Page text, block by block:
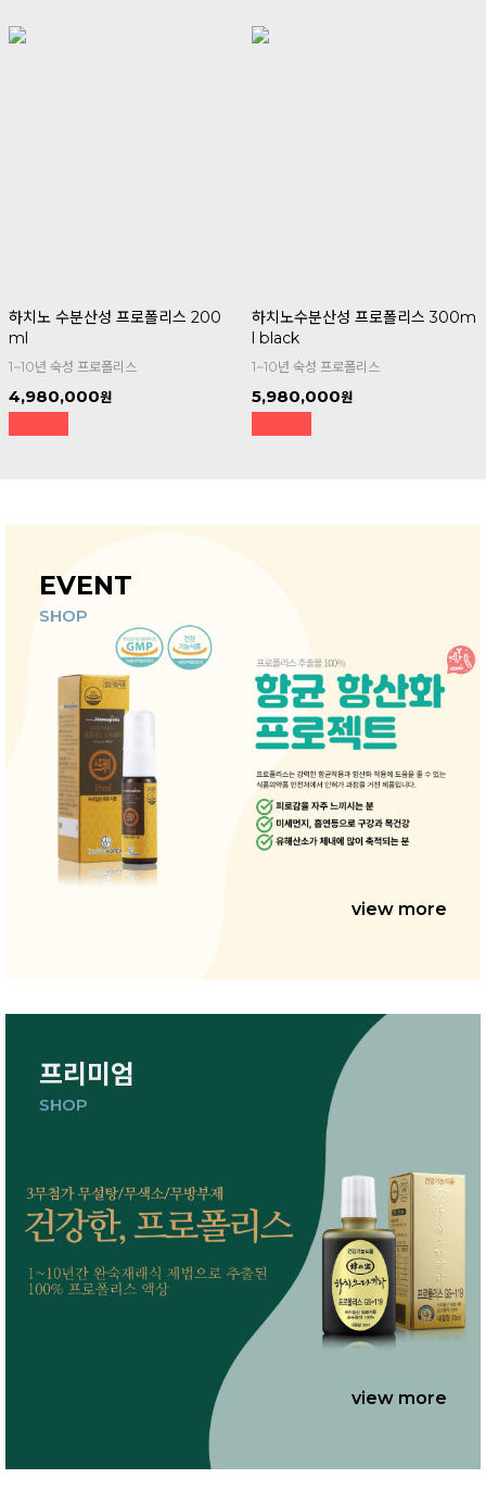
하치노 수분산성 프로폴리스 200
ml
1~10년 숙성 프로폴리스
4,980,000
하치노수분산성 프로폴리스 300m
l black
1~10년 숙성 프로폴리스
5,980,000
EVENT
SHOP
view more
프리미엄
SHOP
view more